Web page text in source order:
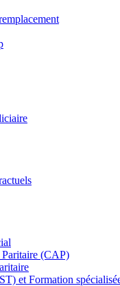
(CAP)
et Formation